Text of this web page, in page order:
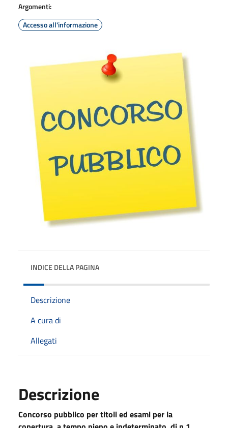
Argomenti:
Accesso all'informazione
INDICE DELLA PAGINA
Descrizione
A cura di
Allegati
Descrizione
Concorso pubblico per titoli ed esami per la